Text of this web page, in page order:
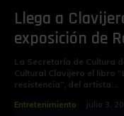
Llega a
exposición de
La Secretaría de Cultura
Cultural Clavijero el libro
resistencia”, del artista...
Entretenimiento julio 3,